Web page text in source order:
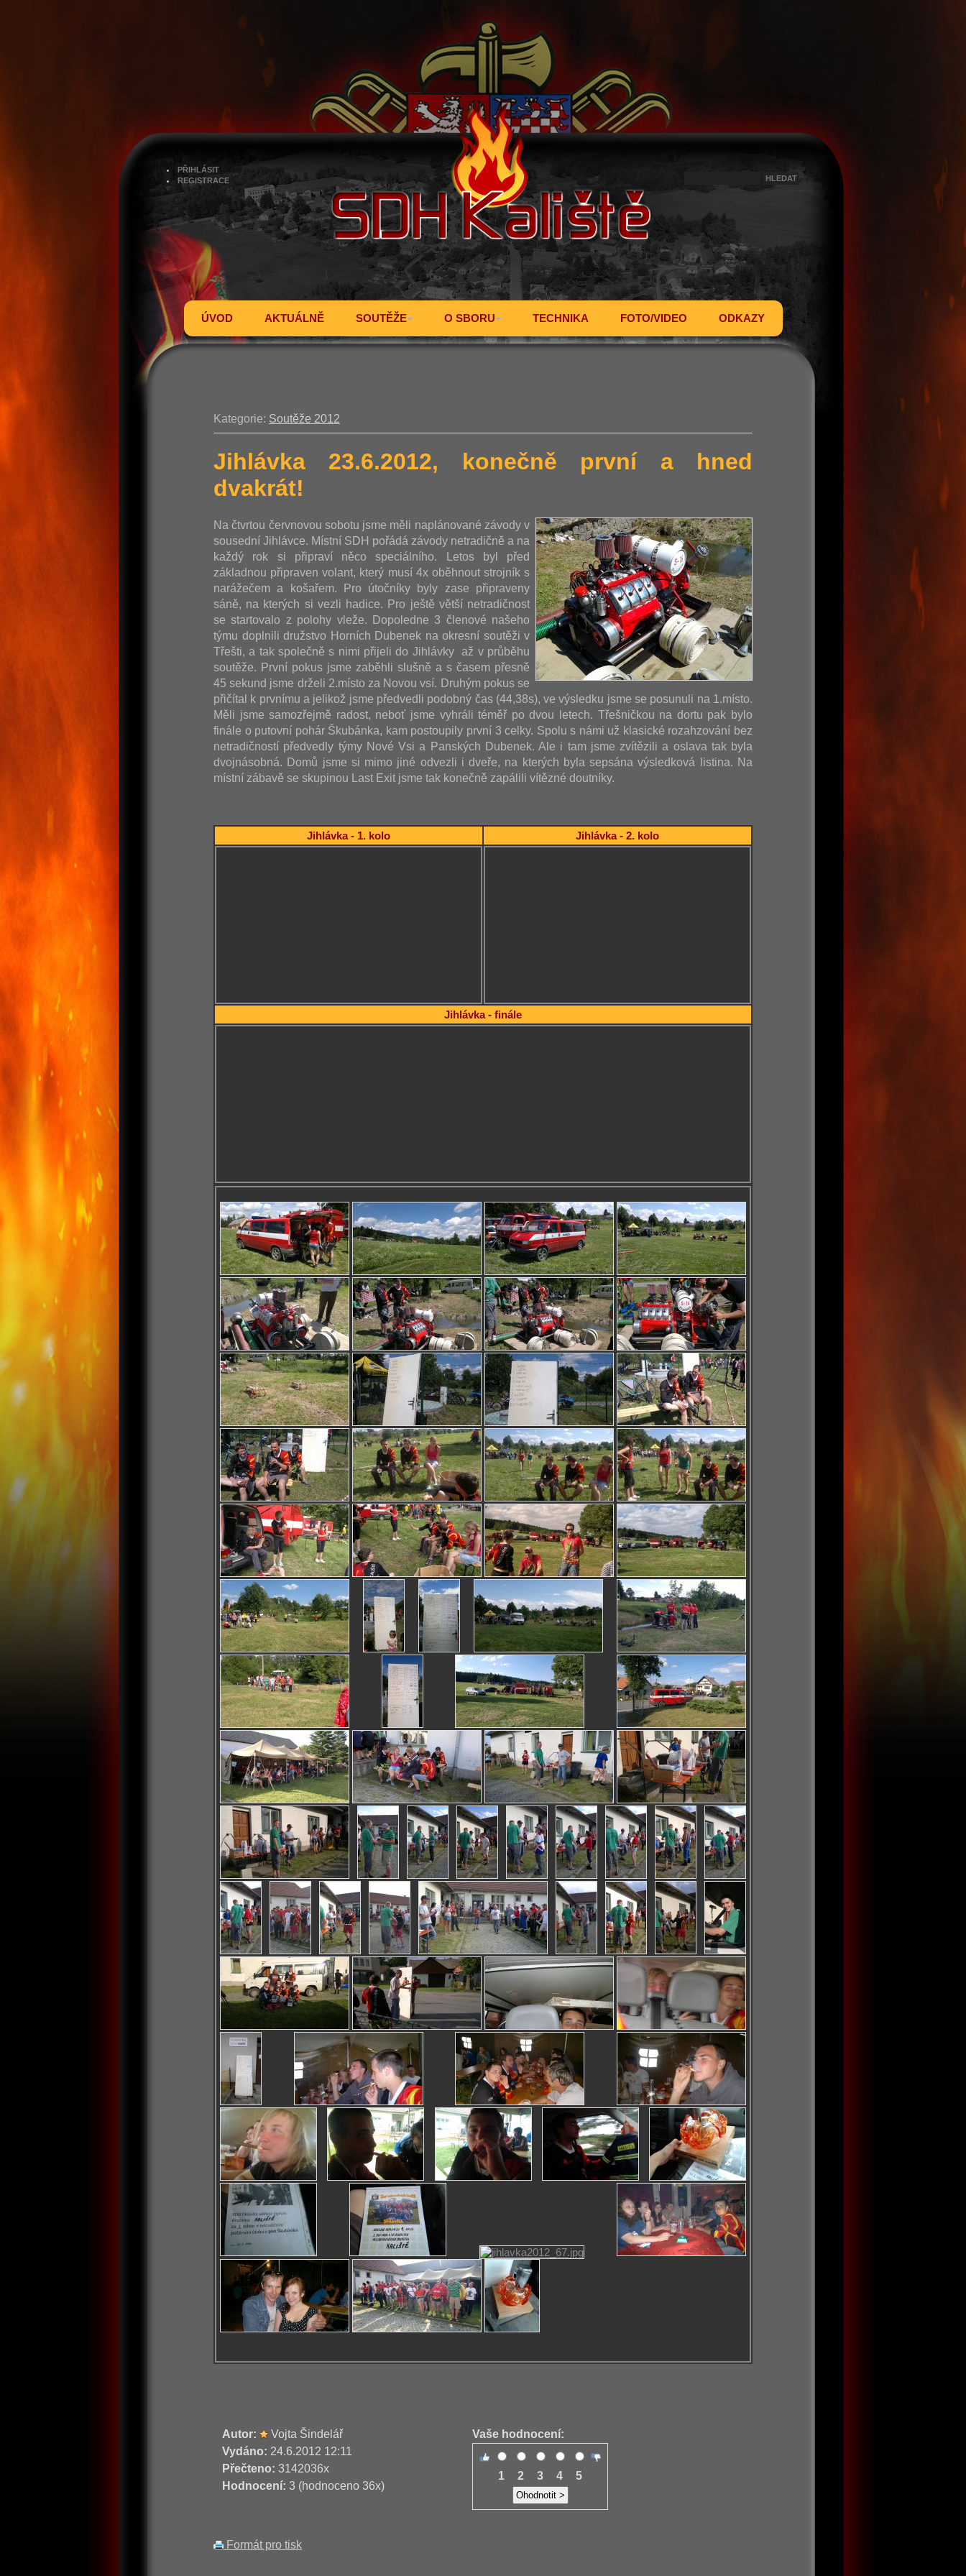
PŘIHLÁSIT
REGISTRACE
ÚVOD AKTUÁLNĚ SOUTĚŽE O SBORU TECHNIKA FOTO/VIDEO ODKAZY
Kategorie: Soutěže 2012
Jihlávka 23.6.2012, konečně první a hned
dvakrát!
Na čtvrtou červnovou sobotu jsme měli naplánované závody v
sousední Jihlávce. Místní SDH pořádá závody netradičně a na
každý rok si připraví něco speciálního. Letos byl před
základnou připraven volant, který musí 4x oběhnout strojník s
narážečem a košařem. Pro útočníky byly zase připraveny
sáně, na kterých si vezli hadice. Pro ještě větší netradičnost
se startovalo z polohy vleže. Dopoledne 3 členové našeho
týmu doplnili družstvo Horních Dubenek na okresní soutěži v
Třešti, a tak společně s nimi přijeli do Jihlávky až v průběhu
soutěže. První pokus jsme zaběhli slušně a s časem přesně
45 sekund jsme drželi 2.místo za Novou vsí. Druhým pokus se
přičítal k prvnímu a jelikož jsme předvedli podobný čas (44,38s), ve výsledku jsme se posunuli na 1.místo.
Měli jsme samozřejmě radost, neboť jsme vyhráli téměř po dvou letech. Třešničkou na dortu pak bylo
finále o putovní pohár Škubánka, kam postoupily první 3 celky. Spolu s námi už klasické rozahzování bez
netradičností předvedly týmy Nové Vsi a Panských Dubenek. Ale i tam jsme zvítězili a oslava tak byla
dvojnásobná. Domů jsme si mimo jiné odvezli i dveře, na kterých byla sepsána výsledková listina. Na
místní zábavě se skupinou Last Exit jsme tak konečně zapálili vítězné doutníky.
Jihlávka - 1. kolo Jihlávka - 2. kolo
Jihlávka - finále
Autor:
Vojta Šindelář
Vydáno: 24.6.2012 12:11
Přečteno: 3142036x
Hodnocení: 3 (hodnoceno 36x)
Vaše hodnocení:
1 2 3 4 5
Formát pro tisk